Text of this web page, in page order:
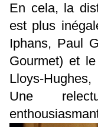
En cela, la
est plus
Iphans, Paul
Gourmet) et
Lloys-
Une